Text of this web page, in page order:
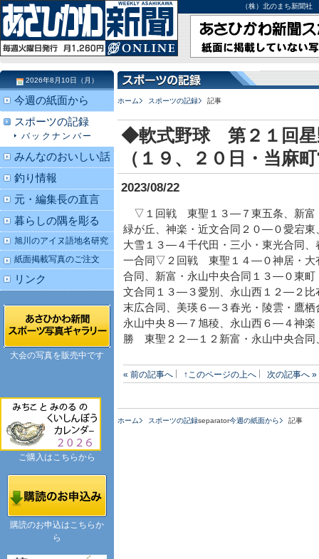
（株）北のまち新聞
ホーム スポーツの記録 記事
◆軟式野球 第２１回星
（１９、２０日・当麻
2023/08/22
▽１回戦 東聖１３―７東五条、新富
緑が丘、神楽・近文合同２０―０愛宕
大雪１３―４千代田・三小・東光合同
一合同▽２回戦 東聖１４―０神居・大
合同、新富・永山中央合同１３―０東
文合同１３―３愛別、永山西１２―２
末広合同、美瑛６―３春光・陵雲・鷹
永山中央８―７旭稜、永山西６―４神
勝 東聖２２―１２新富・永山中央合同
« 前の記事へ ↑このページの上へ 次の記事へ »
ホーム スポーツの記録separator今週の紙面から 記事
2026年8月10日（月）
今週の紙面から
スポーツの記録
バックナンバー
みんなのおいしい話
釣り情報
元・編集長の直言
暮らしの隅を彫る
旭川のアイヌ語地名研究
紙面掲載写真のご注文
リンク
大会の写真を販売中です
ご購入はこちらから
購読のお申込はこちらか
ら